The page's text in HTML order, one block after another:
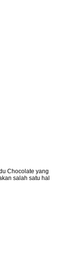
Chocolate yang
salah satu hal